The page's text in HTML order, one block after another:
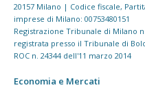
20157 Milano | Codice fiscale,
imprese di Milano: 00753480151
Registrazione Tribunale di Milano
registrata presso il Tribunale di
ROC n. 24344 dell'11 marzo 2014
Economia e Mercati